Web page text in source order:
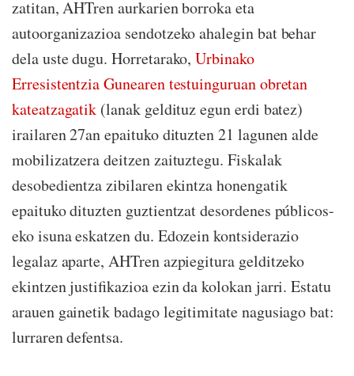
zatitan, AHTren aurkarien borroka eta
autoorganizazioa sendotzeko ahalegin bat behar
dela uste dugu. Horretarako,Urbinako
Erresistentzia Gunearen testuinguruan obretan
kateatzagatik (lanak geldituz egun erdi batez)
irailaren 27an epaituko dituzten 21 lagunen alde
mobilizatzera deitzen zaituztegu. Fiskalak
desobedientza zibilaren ekintza honengatik
epaituko dituzten guztientzat desordenes públicos-
eko isuna eskatzen du. Edozein kontsiderazio
legalaz aparte, AHTren azpiegitura gelditzeko
ekintzen justifikazioa ezin da kolokan jarri. Estatu
arauen gainetik badago legitimitate nagusiago bat:
lurraren defentsa.